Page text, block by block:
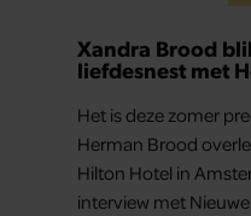
Xandra Brood
liefdesnest met
Het is deze zomer
Herman Brood
Hilton Hotel in
interview met